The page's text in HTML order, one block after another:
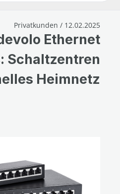
Privatkunden / 12.02.2025
Ethernet
Schaltzentren
Heimnetz